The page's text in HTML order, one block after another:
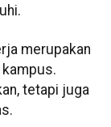
merupakan
tetapi juga